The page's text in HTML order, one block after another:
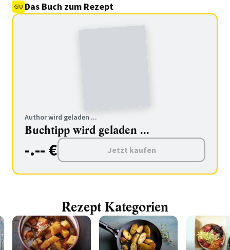
Das Buch zum Rezept
Author wird geladen ...
Buchtipp wird geladen ...
-.-- € Jetzt kaufen
Rezept Kategorien